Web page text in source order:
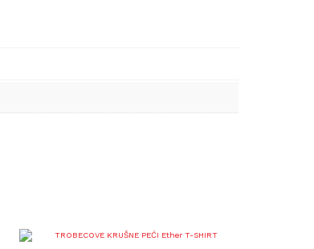
Ovaj